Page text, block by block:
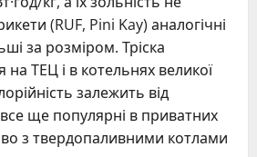
(RUF, Pini Kay) аналогічні
за розміром. Тріска
на ТЕЦ і в котельнях великої
залежить від
ще популярні в приватних
з твердопаливними котлами